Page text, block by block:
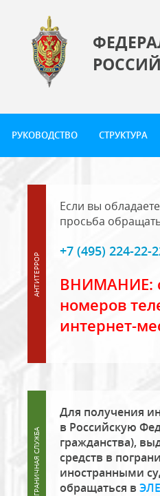
РУКОВОДСТВО СТРУКТУРА
Если вы
просьба
+7 (495) 224-22-
ВНИМАНИЕ:
номеров
интернет-
Для получения
в Российскую
гражданства),
средств в
иностранными
обращаться в